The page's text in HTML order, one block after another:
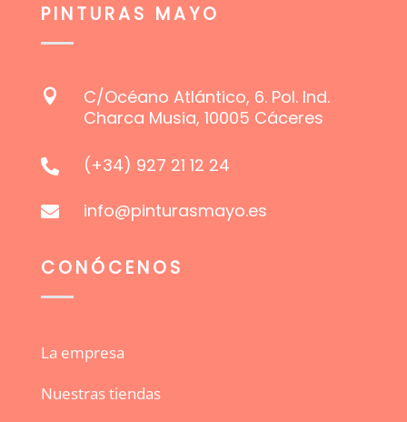
PINTURAS MAYO

C/Océano Atlántico, 6. Pol. Ind.
Charca Musia, 10005 Cáceres
 (+34) 927 21 12 24
 info@pinturasmayo.es
CONÓCENOS
La empresa
Nuestras tiendas